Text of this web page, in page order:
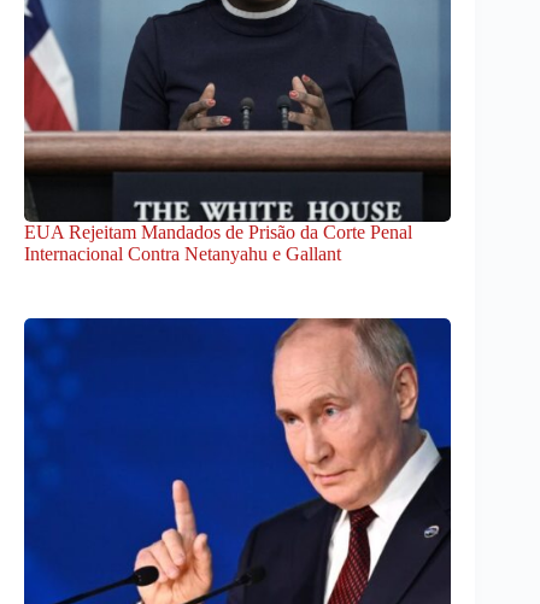
EUA Rejeitam Mandados de Prisão da Corte Penal
Internacional Contra Netanyahu e Gallant